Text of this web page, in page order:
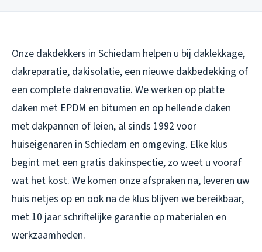
Onze dakdekkers in Schiedam helpen u bij daklekkage,
dakreparatie, dakisolatie, een nieuwe dakbedekking of
een complete dakrenovatie. We werken op platte
daken met EPDM en bitumen en op hellende daken
met dakpannen of leien, al sinds 1992 voor
huiseigenaren in Schiedam en omgeving. Elke klus
begint met een gratis dakinspectie, zo weet u vooraf
wat het kost. We komen onze afspraken na, leveren uw
huis netjes op en ook na de klus blijven we bereikbaar,
met 10 jaar schriftelijke garantie op materialen en
werkzaamheden.